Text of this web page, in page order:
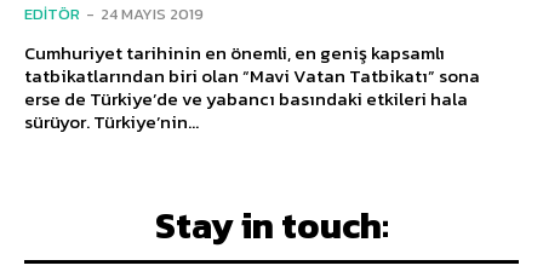
EDITÖR - 24 MAYIS 2019
Cumhuriyet tarihinin en önemli, en geniş kapsamlı
tatbikatlarından biri olan “Mavi Vatan Tatbikatı” sona
erse de Türkiye’de ve yabancı basındaki etkileri hala
sürüyor. Türkiye’nin...
Stay in touch: